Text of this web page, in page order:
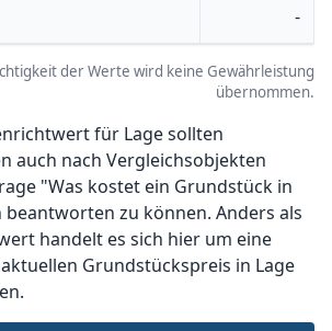
-
der Werte wird keine Gewährleistung
übernommen.
für Lage sollten
auch nach Vergleichsobjekten
"Was kostet ein Grundstück in
beantworten zu können. Anders als
handelt es sich hier um eine
Grundstückspreis in Lage